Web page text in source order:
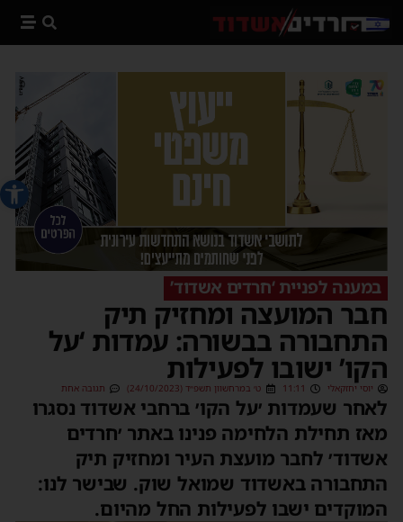
פתח
במענה לפניית ‘חרדים אשדוד’
חבר המועצה ומחזיק תיק
התחבורה בבשורה: עמדות ‘על
הקו’ ישובו לפעילות
יוסי יחזקאלי 11:11 ט׳ במרחשוון תשפ״ד (24/10/2023) תגובה אחת
לאחר שעמדות ׳על הקו׳ ברחבי אשדוד נסגרו
מאז תחילת הלחימה פנינו באתר ׳חרדים
אשדוד׳ לחבר מועצת העיר ומחזיק תיק
התחבורה באשדוד שמואל שוק. שבישר לנו:
המוקדים ישבו לפעילות החל מהיום.